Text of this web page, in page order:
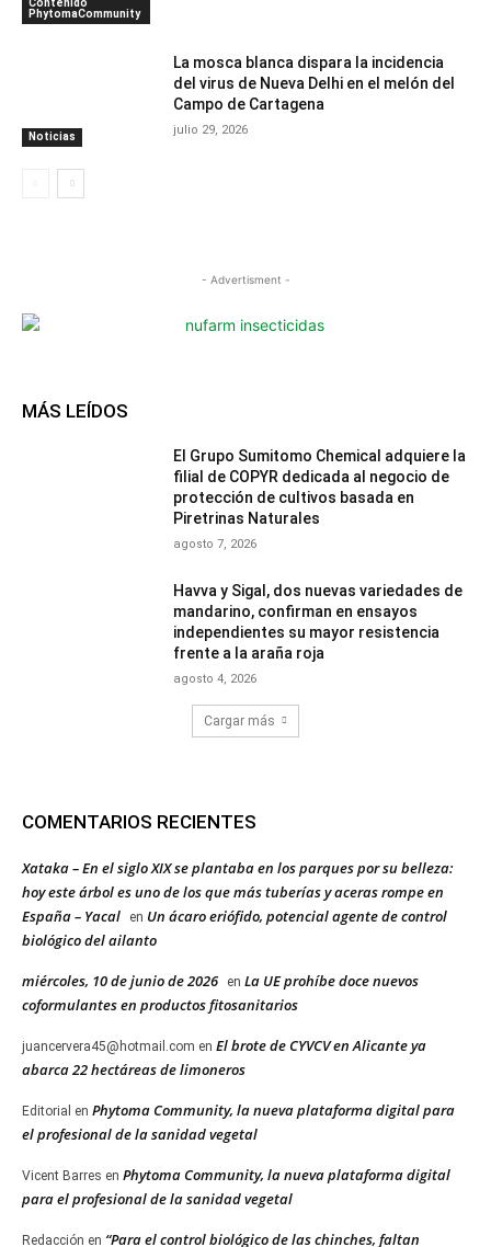
Contenido
PhytomaCommunity
Noticias
La mosca blanca dispara la incidencia
del virus de Nueva Delhi en el melón del
Campo de Cartagena
julio 29, 2026
- Advertisment -
MÁS LEÍDOS
El Grupo Sumitomo Chemical adquiere la
filial de COPYR dedicada al negocio de
protección de cultivos basada en
Piretrinas Naturales
agosto 7, 2026
Havva y Sigal, dos nuevas variedades de
mandarino, confirman en ensayos
independientes su mayor resistencia
frente a la araña roja
agosto 4, 2026
Cargar más
COMENTARIOS RECIENTES
Xataka – En el siglo XIX se plantaba en los parques por su belleza:
hoy este árbol es uno de los que más tuberías y aceras rompe en
España – Yacal
en Un ácaro eriófido, potencial agente de control
biológico del ailanto
miércoles, 10 de junio de 2026 en La UE prohíbe doce nuevos
coformulantes en productos fitosanitarios
juancervera45@hotmail.com en El brote de CYVCV en Alicante ya
abarca 22 hectáreas de limoneros
Editorial en Phytoma Community, la nueva plataforma digital para
el profesional de la sanidad vegetal
Vicent Barres en Phytoma Community, la nueva plataforma digital
para el profesional de la sanidad vegetal
Redacción en “Para el control biológico de las chinches, faltan